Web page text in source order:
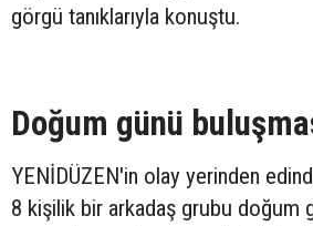
görgü tanıklarıyla konuştu.
Doğum günü
YENİDÜZEN'in olay yerinden
8 kişilik bir arkadaş grubu doğum